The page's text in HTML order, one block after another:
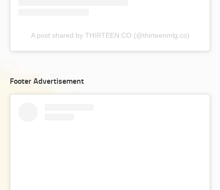
A post shared by THIRTEEN.CO (@thirteenmlg.co)
Footer Advertisement